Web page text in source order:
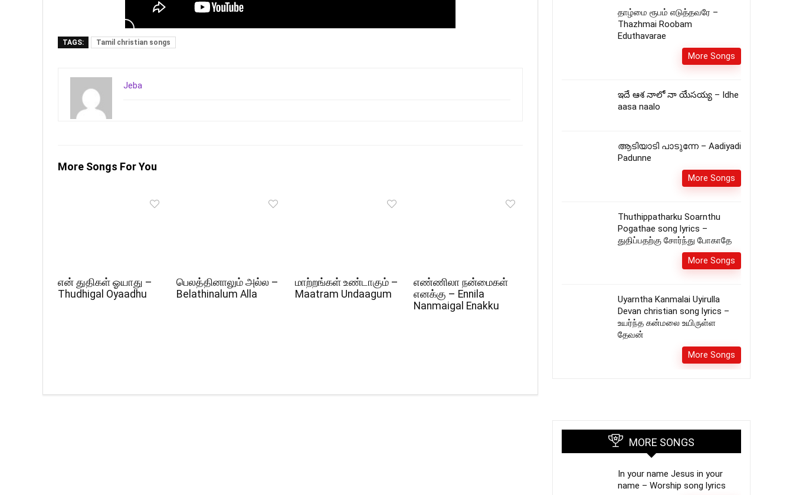
TAGS: Tamil christian songs
Jeba
More Songs For You
என் துதிகள் ஓயாது –
Thudhigal Oyaadhu
பெலத்தினாலும் அல்ல –
Belathinalum Alla
மாற்றங்கள் உண்டாகும் –
Maatram Undaagum
எண்ணிலா நன்மைகள்
எனக்கு – Ennila
Nanmaigal Enakku
தாழ்மை ரூபம் எடுத்தவரே –
Thazhmai Roobam
Eduthavarae
More Songs
ఇదే ఆశ నాలో నా యేసయ్య – Idhe
aasa naalo
ആടിയാടി പാടുന്നേ – Aadiyadi
Padunne
More Songs
Thuthippatharku Soarnthu
Pogathae song lyrics –
துதிப்பதற்கு சோர்ந்து போகாதே
More Songs
Uyarntha Kanmalai Uyirulla
Devan christian song lyrics –
உயர்ந்த கன்மலை உயிருள்ள
தேவன்
More Songs
MORE SONGS
In your name Jesus in your
name – Worship song lyrics